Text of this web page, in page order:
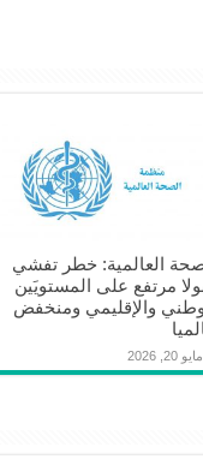
العالمية: خطر تفشي
مرتفع على المستويَين
والإقليمي ومنخفض
مايو 20, 2026